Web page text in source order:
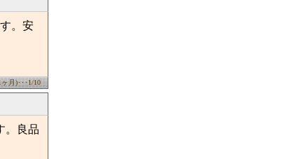
。安
月)･･･1/10
。良品